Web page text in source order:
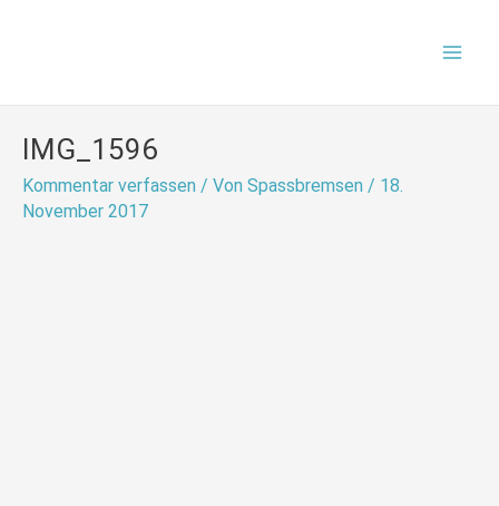
IMG_1596
Kommentar verfassen / Von Spassbremsen / 18.
November 2017